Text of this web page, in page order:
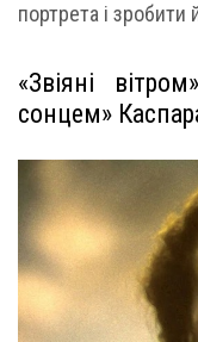
портрета і зробити
«Звіяні
сонцем»